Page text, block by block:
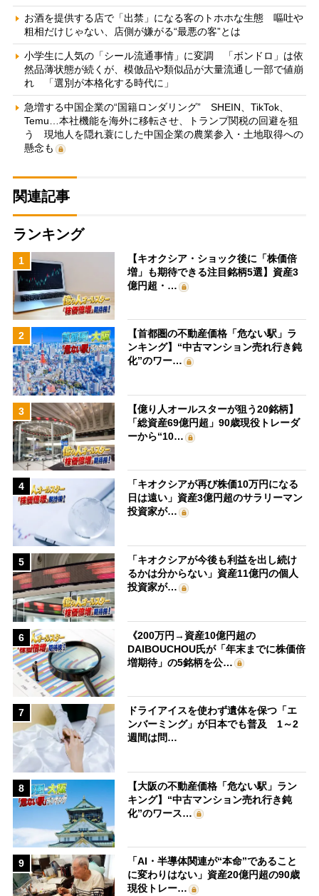
お酒を提供する店で「出禁」になる客のトホホな生態 嘔吐や
粗相だけじゃない、店側が嫌がる“最悪の客”とは
小学生に人気の「シール流通事情」に変調 「ボンドロ」は依
然品薄状態が続くが、模倣品や類似品が大量流通し一部で値崩
れ 「選別が本格化する時代に」
急増する中国企業の“国籍ロンダリング” SHEIN、TikTok、
Temu…本社機能を海外に移転させ、トランプ関税の回避を狙
う 現地人を隠れ蓑にした中国企業の農業参入・土地取得への
懸念も
関連記事
ランキング
1
【キオクシア・ショック後に「株価倍
増」も期待できる注目銘柄5選】資産3
億円超・…
2
【首都圏の不動産価格「危ない駅」ラ
ンキング】“中古マンション売れ行き鈍
化”のワー…
3
【億り人オールスターが狙う20銘柄】
「総資産69億円超」90歳現役トレーダ
ーから“10…
4
「キオクシアが再び株価10万円になる
日は遠い」資産3億円超のサラリーマン
投資家が…
5
「キオクシアが今後も利益を出し続け
るかは分からない」資産11億円の個人
投資家が…
6
《200万円→資産10億円超の
DAIBOUCHOU氏が「年末までに株価倍
増期待」の5銘柄を公…
7
ドライアイスを使わず遺体を保つ「エ
ンバーミング」が日本でも普及 1～2
週間は問…
8
【大阪の不動産価格「危ない駅」ラン
キング】“中古マンション売れ行き鈍
化”のワース…
9
「AI・半導体関連が“本命”であること
に変わりはない」資産20億円超の90歳
現役トレー…